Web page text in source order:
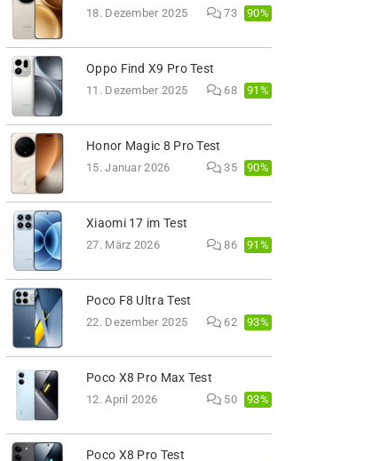
18. Dezember 2025 73 90%
Oppo Find X9 Pro Test
11. Dezember 2025 68 91%
Honor Magic 8 Pro Test
15. Januar 2026 35 90%
Xiaomi 17 im Test
27. März 2026 86 91%
Poco F8 Ultra Test
22. Dezember 2025 62 93%
Poco X8 Pro Max Test
12. April 2026 50 93%
Poco X8 Pro Test